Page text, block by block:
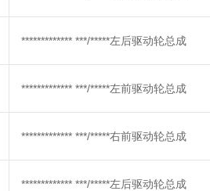
************* ***/*****左后驱动轮总成
************* ***/*****左前驱动轮总成
************* ***/*****右前驱动轮总成
************* ***/*****左后驱动轮总成